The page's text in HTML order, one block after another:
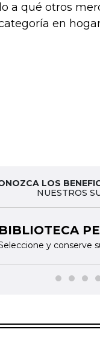
a qué otros
en
LOS
NUESTROS
BIBLIOTECA
y conserve